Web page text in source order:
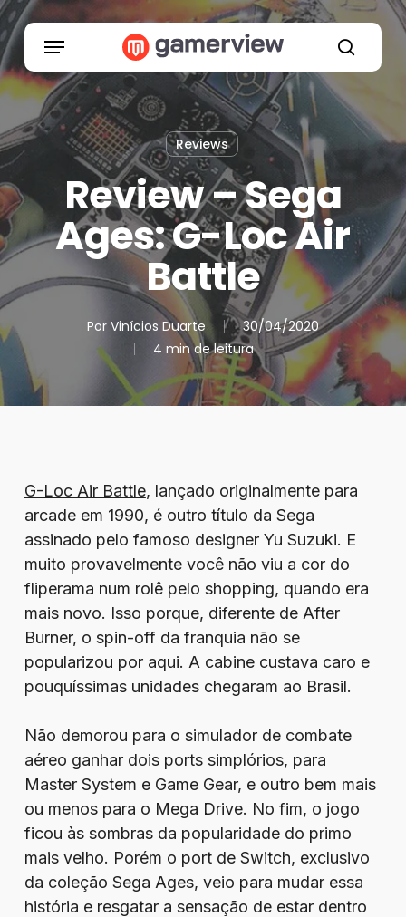
Skip
to
main
content
search
Menu
Reviews
Review – Sega
Ages: G-Loc Air
Battle
Por Vinícios Duarte
30/04/2020
4 min de leitura
G-Loc Air Battle, lançado originalmente para
arcade em 1990, é outro título da Sega
assinado pelo famoso designer Yu Suzuki. E
muito provavelmente você não viu a cor do
fliperama num rolê pelo shopping, quando era
mais novo. Isso porque, diferente de After
Burner, o spin-off da franquia não se
popularizou por aqui. A cabine custava caro e
pouquíssimas unidades chegaram ao Brasil.
Não demorou para o simulador de combate
aéreo ganhar dois ports simplórios, para
Master System e Game Gear, e outro bem mais
ou menos para o Mega Drive. No fim, o jogo
ficou às sombras da popularidade do primo
mais velho. Porém o port de Switch, exclusivo
da coleção Sega Ages, veio para mudar essa
história e resgatar a sensação de estar dentro